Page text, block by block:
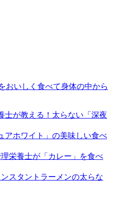
おいしく食べて身体の中から
士が教える！太らない「深夜
アホワイト」の美味しい食べ
栄養士が「カレー」を食べ
スタントラーメンの太らな